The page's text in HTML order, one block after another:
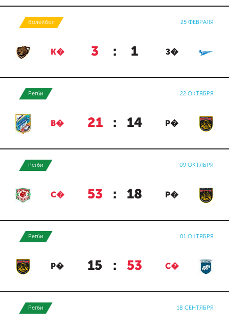
Волейбол 25 ФЕВРАЛЯ
К� 3 : 1 З�
Регби 22 ОКТЯБРЯ
В� 21 : 14 Р�
Регби 09 ОКТЯБРЯ
С� 53 : 18 Р�
Регби 01 ОКТЯБРЯ
Р� 15 : 53 С�
Регби 18 СЕНТЯБРЯ